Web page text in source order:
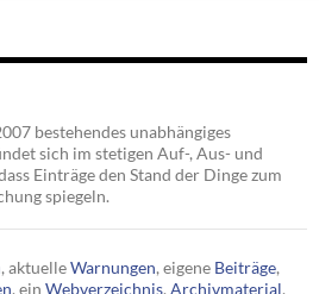
bestehendes unabhängiges
sich im stetigen Auf-, Aus- und
Einträge den Stand der Dinge zum
spiegeln.
, aktuelleWarnungen, eigene Beiträge,
, ein Webverzeichnis, Archivmaterial,